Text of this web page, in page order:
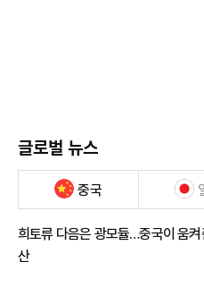
글로벌 뉴스
중국
희토류 다음은 광모듈…중국이 움
산